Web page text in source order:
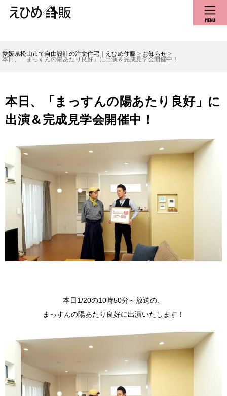
愛媛県松山市で自由設計の注文住宅｜えひめ住販 > お知らせ >
本日、「まっすんの陽あたり良好」に出演＆完成見学会開催中！
本日、「まっすんの陽あたり良好」に
出演＆完成見学会開催中！
本日1/20の10時50分～放送の、
まっすんの陽あたり良好に出演いたします！